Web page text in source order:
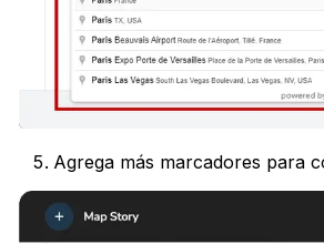
Agrega más marcadores para